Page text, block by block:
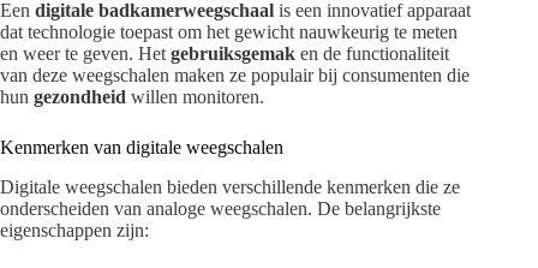
Een digitale badkamerweegschaal is een innovatief apparaat
dat technologie toepast om het gewicht nauwkeurig te meten
en weer te geven. Het gebruiksgemak en de functionaliteit
van deze weegschalen maken ze populair bij consumenten die
hun gezondheid willen monitoren.
Kenmerken van digitale weegschalen
Digitale weegschalen bieden verschillende kenmerken die ze
onderscheiden van analoge weegschalen. De belangrijkste
eigenschappen zijn: